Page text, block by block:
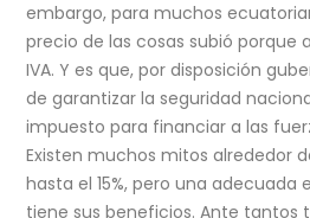
embargo, para muchos
precio de las cosas subió porque
IVA. Y es que, por disposición
de garantizar la seguridad
impuesto para financiar a las
Existen muchos mitos alrededor
hasta el 15%, pero una
tiene sus beneficios. Ante tantos